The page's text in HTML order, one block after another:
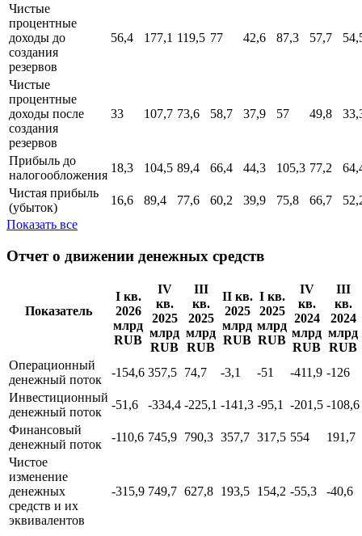
Чистые
процентные
доходы до
создания
резервов
56,4 177,1 119,5 77 42,6 87,3 57,7
Чистые
процентные
доходы поcле
создания
резервов
33 107,7 73,6 58,7 37,9 57 49,8
Прибыль до
налогообложения
18,3 104,5 89,4 66,4 44,3 105,3 77,2
Чистая прибыль
(убыток)
16,6 89,4 77,6 60,2 39,9 75,8 66,7
Показать все
Отчет о движении денежных средств
Показатель
I кв.
2026
млрд
RUB
IV
кв.
2025
млрд
RUB
III
кв.
2025
млрд
RUB
II кв.
2025
млрд
RUB
I кв.
2025
млрд
RUB
IV
кв.
2024
млрд
RUB
III
кв.
2024
млрд
RUB
Операционный
денежный поток
-154,6 357,5 74,7 -3,1 -51 -411,9 -126
Инвестиционный
денежный поток
-51,6 -334,4 -225,1 -141,3 -95,1 -201,5 -108,6
Финансовый
денежный поток
-110,6 745,9 790,3 357,7 317,5 554
191,7
Чистое
изменение
денежных
средств и их
эквивалентов
-315,9 749,7 627,8 193,5 154,2 -55,3 -40,6